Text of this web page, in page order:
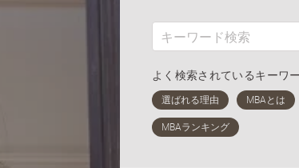
よく検索されているキーワ